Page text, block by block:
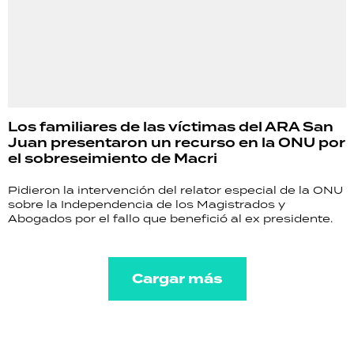
Los familiares de las víctimas del ARA San
Juan presentaron un recurso en la ONU por
el sobreseimiento de Macri
Pidieron la intervención del relator especial de la ONU
sobre la Independencia de los Magistrados y
Abogados por el fallo que benefició al ex presidente.
Cargar más